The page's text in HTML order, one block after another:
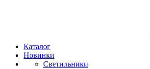
Каталог
Новинки
Светильники